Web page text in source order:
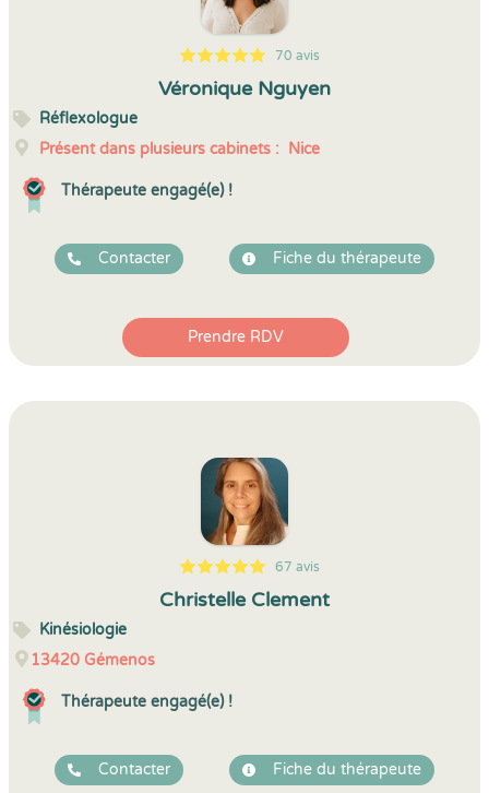
5
1
5
70 70 avis
Véronique Nguyen
Réflexologue
Présent dans plusieurs cabinets : Nice
Thérapeute engagé(e) !
Contacter Fiche du thérapeute
Prendre RDV
5
1
5
67 67 avis
Christelle Clement
Kinésiologie
13420 Gémenos
Thérapeute engagé(e) !
Contacter Fiche du thérapeute